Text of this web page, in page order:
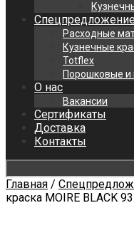
Расходные
Кузнечные
Totflex
Порошковые и
О нас
Вакансии
Сертификаты
Доставка
Контакты
Главная /
краска MOIRE BLACK